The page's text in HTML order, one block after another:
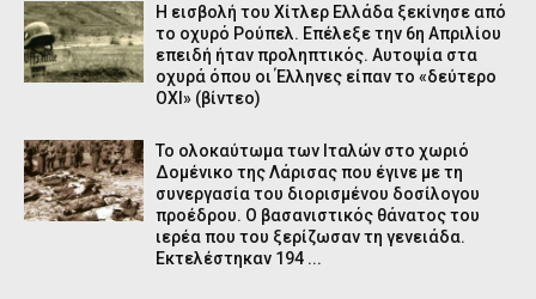
Η εισβολή του Χίτλερ Ελλάδα ξεκίνησε από
το οχυρό Ρούπελ. Επέλεξε την 6η Απριλίου
επειδή ήταν προληπτικός. Αυτοψία στα
οχυρά όπου οι Έλληνες είπαν το «δεύτερο
ΟΧΙ» (βίντεο)
Το ολοκαύτωμα των Ιταλών στο χωριό
Δομένικο της Λάρισας που έγινε με τη
συνεργασία του διορισμένου δοσίλογου
προέδρου. Ο βασανιστικός θάνατος του
ιερέα που του ξερίζωσαν τη γενειάδα.
Εκτελέστηκαν 194 ...